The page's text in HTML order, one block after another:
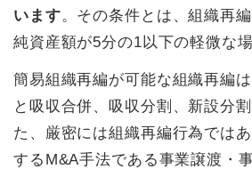
います。その条件とは、組織再
純資産額が5分の1以下の軽微な場
簡易組織再編が可能な組織再編
と吸収合併、吸収分割、新設分
た、厳密には組織再編行為では
するM&A手法である事業譲渡・